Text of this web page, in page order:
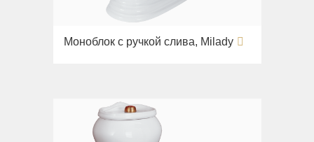
Моноблок с ручкой слива, Milady